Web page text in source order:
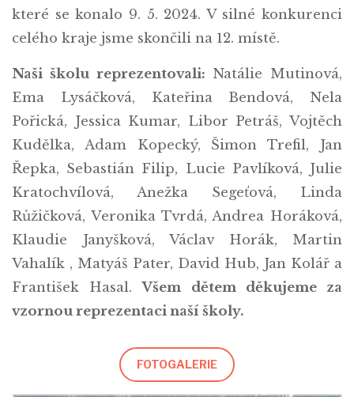
které se konalo 9. 5. 2024. V silné konkurenci
celého kraje jsme skončili na 12. místě.
Naši školu reprezentovali: Natálie Mutinová,
Ema Lysáčková, Kateřina Bendová, Nela
Pořická, Jessica Kumar, Libor Petráš, Vojtěch
Kudělka, Adam Kopecký, Šimon Trefil, Jan
Řepka, Sebastián Filip, Lucie Pavlíková, Julie
Kratochvílová, Anežka Segeťová, Linda
Růžičková, Veronika Tvrdá, Andrea Horáková,
Klaudie Janyšková, Václav Horák, Martin
Vahalík , Matyáš Pater, David Hub, Jan Kolář a
František Hasal.Všem dětem děkujeme za
vzornou reprezentaci naší školy.
FOTOGALERIE